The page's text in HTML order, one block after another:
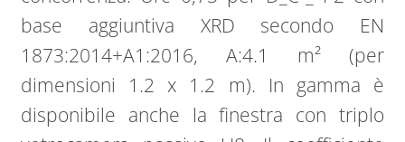
base aggiuntiva XRD secondo EN
1873:2014+A1:2016, A:4.1 m² (per
dimensioni 1.2 x 1.2 m). In gamma è
disponibile anche la finestra con triplo